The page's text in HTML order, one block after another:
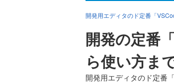
開発用エディタのド定番「
開発の定番
ら使い方ま
開発用エディタのド定番